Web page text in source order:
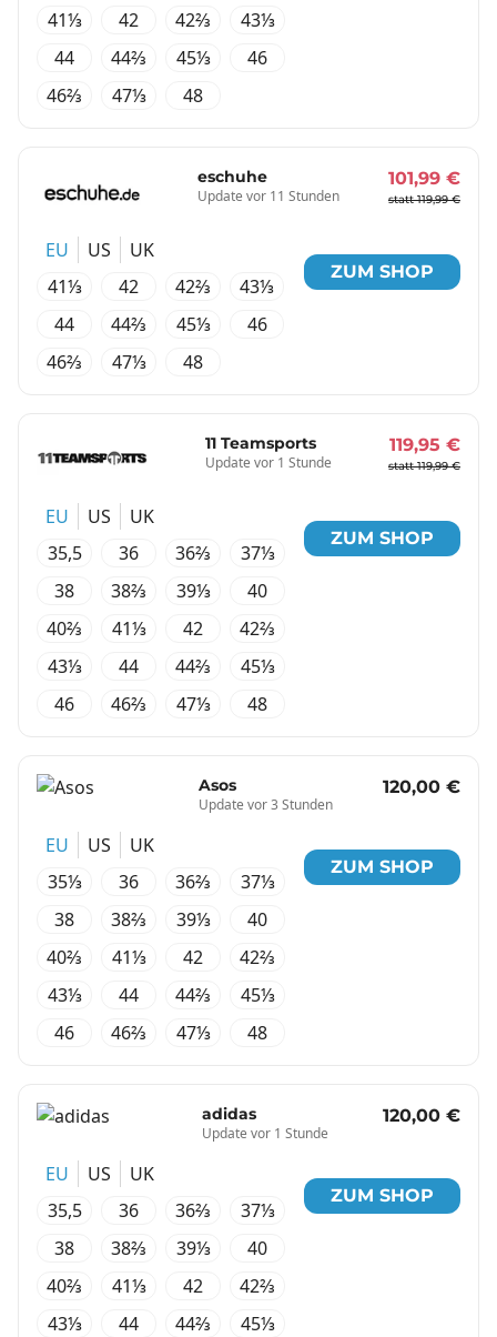
41⅓
42 42⅔
43⅓
44
44⅔ 45⅓
46
46⅔
47⅓ 48
eschuhe
Update vor 11 Stunden
101,99 €
statt 119,99 €
EU US
UK
41⅓
42 42⅔
43⅓
44
44⅔ 45⅓
46
46⅔
47⅓ 48
ZUM SHOP
11 Teamsports
Update vor 1 Stunde
119,95 €
statt 119,99 €
EU US
UK
35,5
36 36⅔
37⅓
38
38⅔ 39⅓
40
40⅔
41⅓ 42
42⅔
43⅓
44 44⅔
45⅓
46
46⅔ 47⅓ 48
ZUM SHOP
Asos
Update vor 3 Stunden
120,00 €
EU US
UK
35⅓
36 36⅔
37⅓
38
38⅔ 39⅓
40
40⅔
41⅓ 42
42⅔
43⅓
44 44⅔
45⅓
46
46⅔ 47⅓ 48
ZUM SHOP
adidas
Update vor 1 Stunde
120,00 €
EU US
UK
35,5
36 36⅔
37⅓
38
38⅔ 39⅓
40
40⅔
41⅓ 42
42⅔
43⅓
44 44⅔
45⅓
ZUM SHOP